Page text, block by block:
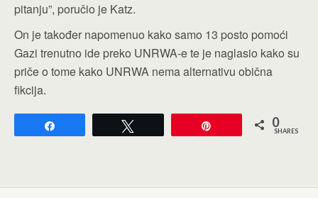
pitanju”, poručio je Katz.
On je također napomenuo kako samo 13 posto pomoći
Gazi trenutno ide preko UNRWA-e te je naglasio kako su
priče o tome kako UNRWA nema alternativu obična
fikcija.
0
SHARES